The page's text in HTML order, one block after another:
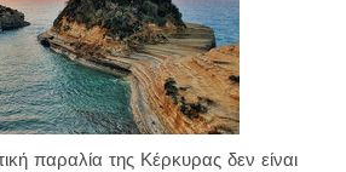
παραλία της Κέρκυρας δεν είναι